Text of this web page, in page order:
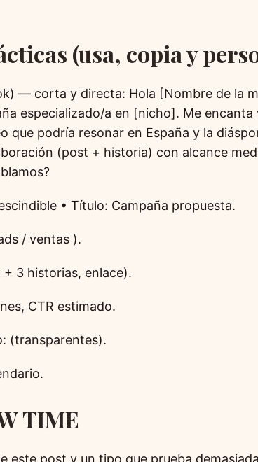
(usa, copia y
— corta y directa: Hola [Nombre de la
especializado/a en [nicho]. Me encanta
podría resonar en España y la
(post + historia) con alcance
• Título: Campaña propuesta.
/ ventas ).
3 historias, enlace).
CTR estimado.
(transparentes).
TIME
este post y un tipo que prueba